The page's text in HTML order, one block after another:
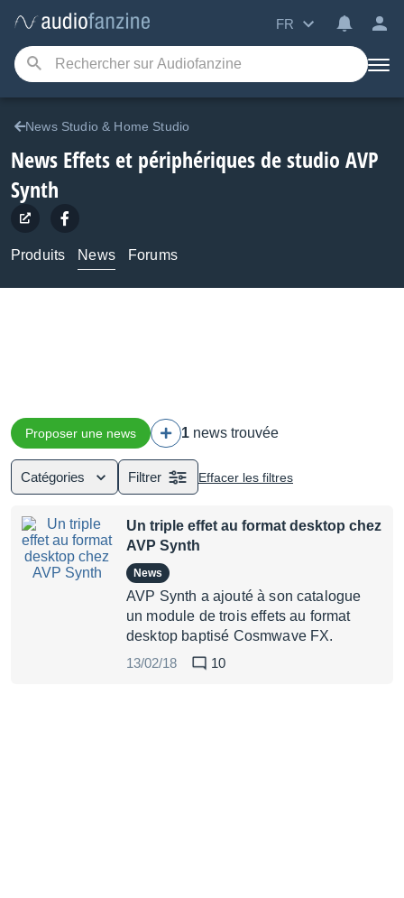
FR
News Studio & Home Studio
News Effets et périphériques de studio AVP
Synth
Produits News Forums
Proposer une news 1 news trouvée
Catégories Filtrer Effacer les filtres
Un triple effet au format desktop chez
AVP Synth
News
AVP Synth a ajouté à son catalogue
un module de trois effets au format
desktop baptisé Cosmwave FX.
13/02/18
10